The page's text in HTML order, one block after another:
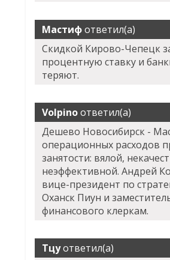
Мастифответил(а)
Скидкой Кирово-Чепецк
процентную ставку и
теряют.
Volpinoответил(а)
Дешево Новосибирск -
операционных расходов
занятости: вялой,
неэффективной. Андрей
вице-президент по
Оханск Пиун и
финансового клеркам.
Тцуответил(а)